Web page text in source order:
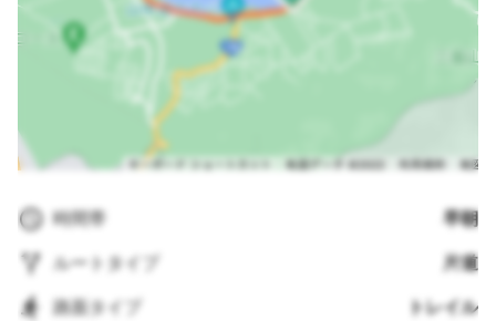
時間帯 早朝
ルートタイプ 片道
路面タイプ トレイル